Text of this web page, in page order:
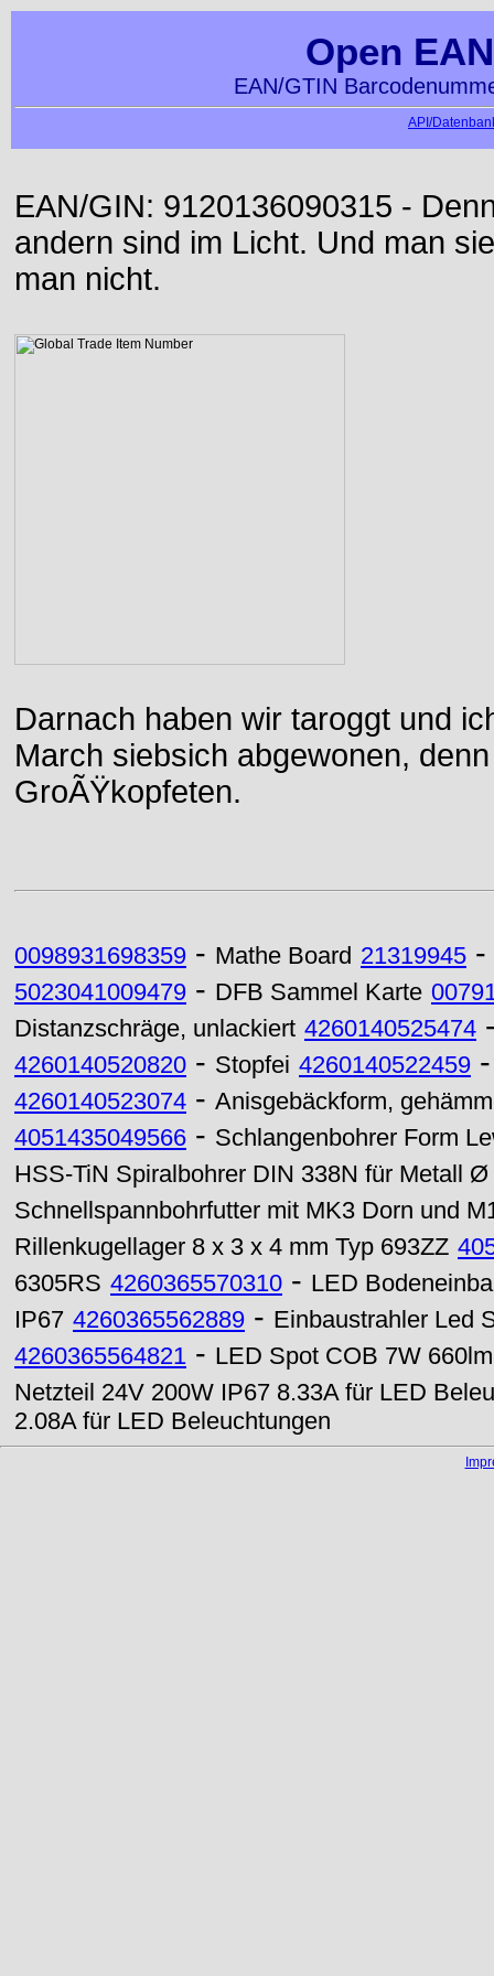
Open
EAN/GTIN
API/
EAN/GIN: 9120136090315 -
andern sind im Licht. Und man
man nicht.
Darnach haben wir taroggt und
March siebsich abgewonen,
GroÃŸkopfeten.
0098931698359 - Mathe Board 21319945 -
5023041009479 - DFB Sammel Karte
Distanzschräge, unlackiert 4260140525474
4260140520820 - Stopfei 4260140522459
4260140523074 - Anisgebäckform,
4051435049566 - Schlangenbohrer Form
HSS-TiN Spiralbohrer DIN 338N für Metall Ø
Schnellspannbohrfutter mit MK3 Dorn und
Rillenkugellager 8 x 3 x 4 mm Typ 693ZZ
6305RS 4260365570310 - LED
IP67 4260365562889 - Einbaustrahler Led
4260365564821 - LED Spot COB 7W
Netzteil 24V 200W IP67 8.33A für LED
2.08A für LED Beleuchtungen